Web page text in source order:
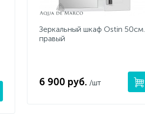
Зеркальный шкаф Ostin 50см.
правый
6 900 руб. /шт